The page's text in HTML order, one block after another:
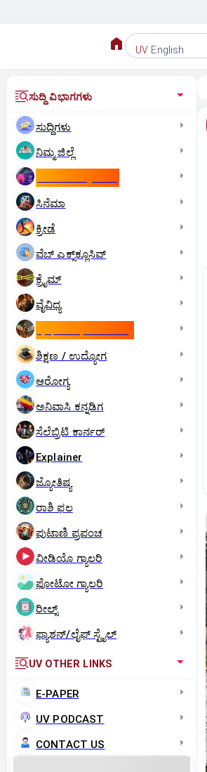
UV English
ಸುದ್ದಿ ವಿಭಾಗಗಳು
ಸುದ್ದಿಗಳು
ನಿಮ್ಮ ಜಿಲ್ಲೆ
ಸಿನೆಮಾ
ಕ್ರೀಡೆ
ವೆಬ್ ಎಕ್ಸ್‌ಕ್ಲೂಸಿವ್
ಕ್ರೈಮ್
ವೈವಿಧ್ಯ
ಶಿಕ್ಷಣ / ಉದ್ಯೋಗ
ಆರೋಗ್ಯ
ಅನಿವಾಸಿ ಕನ್ನಡಿಗ
ಸೆಲೆಬ್ರಿಟಿ ಕಾರ್ನರ್‌
Explainer
ಜ್ಯೋತಿಷ್ಯ
ರಾಶಿ ಫಲ
ಪುಟಾಣಿ ಪ್ರಪಂಚ
ವೀಡಿಯೊ ಗ್ಯಾಲರಿ
ಫೋಟೋ ಗ್ಯಾಲರಿ
ರೀಲ್ಸ್
ಫ್ಯಾಶನ್/ಲೈಫ್‌ ಸ್ಟೈಲ್
UV OTHER LINKS
E-PAPER
UV PODCAST
CONTACT US